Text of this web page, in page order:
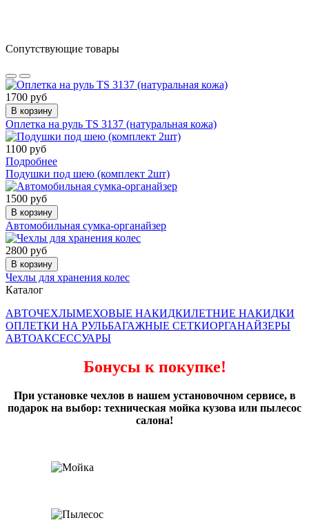
Сопутствующие товары
1700 руб
В корзину
Оплетка на руль TS 3137 (натуральная кожа)
1100 руб
Подробнее
Подушки под шею (комплект 2шт)
1500 руб
В корзину
Автомобильная сумка-органайзер
2800 руб
В корзину
Чехлы для хранения колес
Каталог
АВТОЧЕХЛЫМЕХОВЫЕ НАКИДКИЛЕТНИЕ НАКИДКИ
ОПЛЕТКИ НА РУЛЬБАГАЖНЫЕ СЕТКИОРГАНАЙЗЕРЫ
АВТОАКСЕССУАРЫ
Бонусы к покупке!
При установке чехлов в нашем установочном сервисе, в
подарок на выбор: техническая мойка кузова или пылесос
салона!